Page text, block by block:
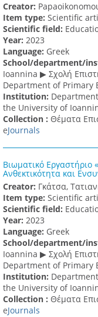
Creator:
Item type: Scientific
Scientific field:
Υear: 2023
Language: Greek
School/department/
Ioannina ▶ Σχολή
Department of Primary
Institution:
the University of
Collection : Θέματα
eJournals
Βιωματικό Εργαστήριο
Ανθεκτικότητα και
Creator: Γκάτσα,
Item type: Scientific
Scientific field:
Υear: 2023
Language: Greek
School/department/
Ioannina ▶ Σχολή
Department of Primary
Institution:
the University of
Collection : Θέματα
eJournals